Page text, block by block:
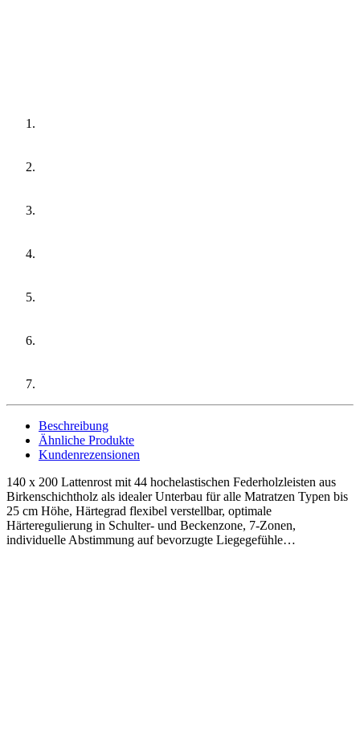
Beschreibung
Ähnliche Produkte
Kundenrezensionen
140 x 200 Lattenrost mit 44 hochelastischen Federholzleisten aus
Birkenschichtholz als idealer Unterbau für alle Matratzen Typen bis
25 cm Höhe, Härtegrad flexibel verstellbar, optimale
Härteregulierung in Schulter- und Beckenzone, 7-Zonen,
individuelle Abstimmung auf bevorzugte Liegegefühle…